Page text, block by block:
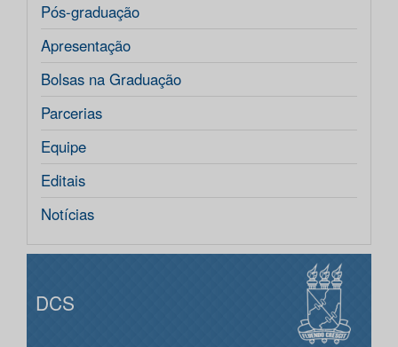
Pós-graduação
Apresentação
Bolsas na Graduação
Parcerias
Equipe
Editais
Notícias
DCS